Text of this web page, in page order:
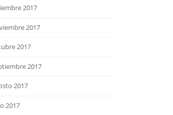
2017
2017
2017
2017
2017
2017